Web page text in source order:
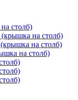
столб)
на столб)
на столб)
на столб)